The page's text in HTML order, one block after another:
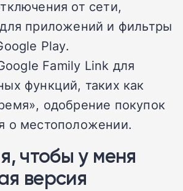
от сети,
приложений и фильтры
Play.
Family Link для
функций, таких как
одобрение покупок
о местоположении.
чтобы у меня
версия